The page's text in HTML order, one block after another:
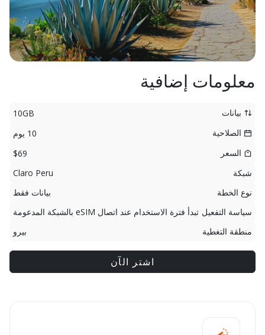
معلومات إضافية
بيانات
10GB
الصلاحية
10 يوم
السعر
$69
شبكة
Claro Peru
نوع الخطة
بيانات فقط
سياسة التفعيل تبدأ فترة الاستخدام عند اتصال eSIM بالشبكة المدعومة
منطقة التغطية
بيرو
اشتر الآن